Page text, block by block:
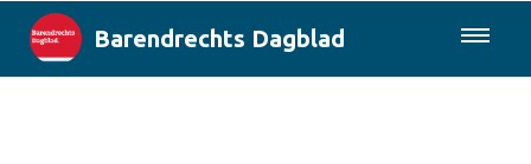
Barendrechts Dagblad